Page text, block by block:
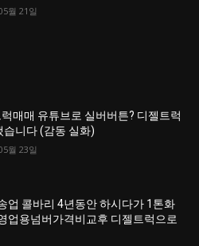
월 21일
매매 유튜브로 실버버튼? 디젤트럭
습니다 (감동 실화)
월 23일
업 콜바리 4년동안 하시다가 1톤화
업용넘버가격비교후 디젤트럭으로